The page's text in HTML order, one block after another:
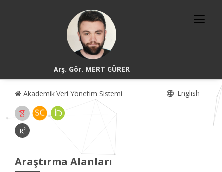
Arş. Gör. MERT GÜRER
Akademik Veri Yönetim Sistemi English
Araştırma Alanları